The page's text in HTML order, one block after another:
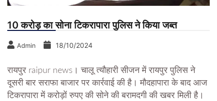
10 करोड़ का सोना टिकरापारा पुलिस ने किया जब्त
Admin 18/10/2024
रायपुर raipur news। चालू त्यौहारी सीजन में रायपुर पुलिस ने
दूसरी बार सराफा बाजार पर कार्रवाई की है। मौदहापारा के बाद आज
टिकरापारा में करोड़ों रुपए की सोने की बरामदगी की खबर मिली है।